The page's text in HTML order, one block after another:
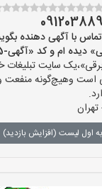
با آگهی دهنده
و کد «آگهی-55» را اعلام کنید»
سایت تبلیغات
است وهیچ‌گونه منفعت
اول لیست (افزایش بازدید)